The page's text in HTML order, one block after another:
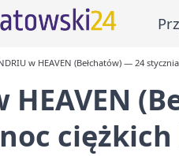
w HEAVEN (Bełchatów) — 24
HEAVEN